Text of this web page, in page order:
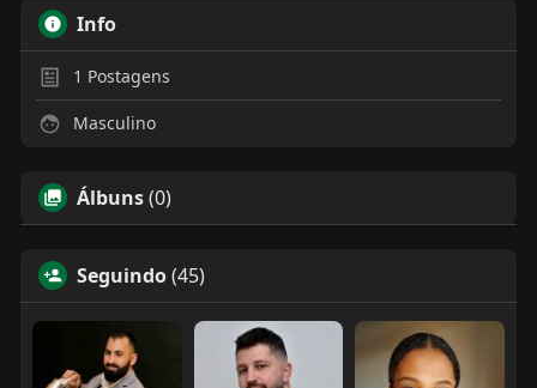
Info
1 Postagens
Masculino
Álbuns(0)
Seguindo(45)